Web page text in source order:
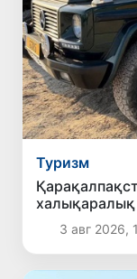
Туризм
қабыллады
3 авг 2026,